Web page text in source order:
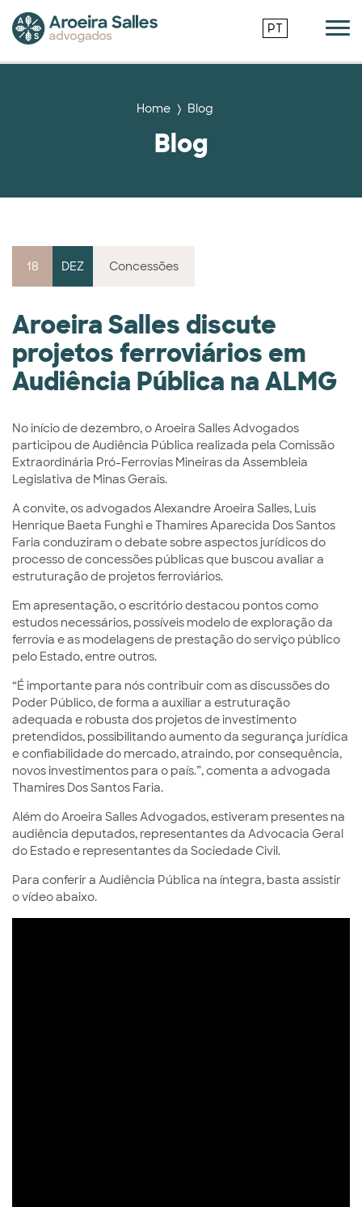
PT
Home Blog
Blog
18 DEZ Concessões
Aroeira Salles discute
projetos ferroviários em
Audiência Pública na ALMG
No início de dezembro, o Aroeira Salles Advogados
participou de Audiência Pública realizada pela Comissão
Extraordinária Pró-Ferrovias Mineiras da Assembleia
Legislativa de Minas Gerais.
A convite, os advogados Alexandre Aroeira Salles, Luis
Henrique Baeta Funghi e Thamires Aparecida Dos Santos
Faria conduziram o debate sobre aspectos jurídicos do
processo de concessões públicas que buscou avaliar a
estruturação de projetos ferroviários.
Em apresentação, o escritório destacou pontos como
estudos necessários, possíveis modelo de exploração da
ferrovia e as modelagens de prestação do serviço público
pelo Estado, entre outros.
“É importante para nós contribuir com as discussões do
Poder Público, de forma a auxiliar a estruturação
adequada e robusta dos projetos de investimento
pretendidos, possibilitando aumento da segurança jurídica
e confiabilidade do mercado, atraindo, por consequência,
novos investimentos para o país.”, comenta a advogada
Thamires Dos Santos Faria.
Além do Aroeira Salles Advogados, estiveram presentes na
audiência deputados, representantes da Advocacia Geral
do Estado e representantes da Sociedade Civil.
Para conferir a Audiência Pública na íntegra, basta assistir
o vídeo abaixo.